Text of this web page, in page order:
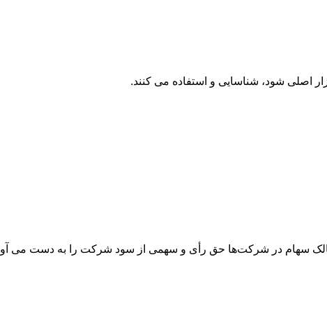
اصلی شود، شناسایی و استفاده می ‌کنند.
سهام در شرکت‌ها حق رأی و سهمی از سود شرکت را به ‌دست می